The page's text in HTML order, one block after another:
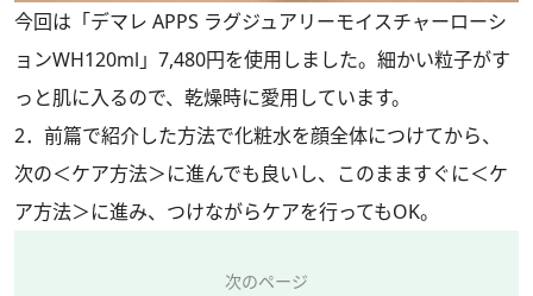
今回は「デマレ APPS ラグジュアリーモイスチャーローシ
ョンWH120ml」7,480円を使用しました。細かい粒子がす
っと肌に入るので、乾燥時に愛用しています。
2． 前篇で紹介した方法で化粧水を顔全体につけてから、
次の＜ケア方法＞に進んでも良いし、このまますぐに＜ケ
ア方法＞に進み、つけながらケアを行ってもOK。
次のページ